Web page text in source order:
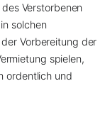
Verstorbenen
solchen
Vorbereitung der
spielen,
ordentlich und